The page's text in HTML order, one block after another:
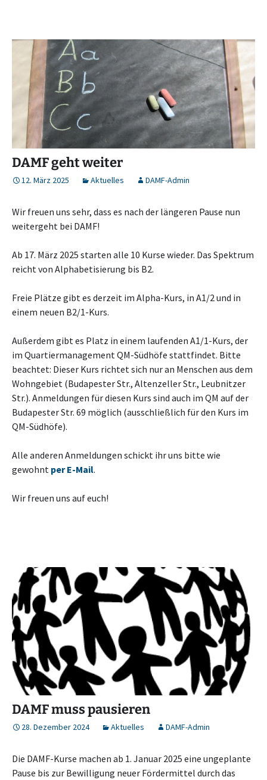
DAMF geht weiter
12. März 2025 Aktuelles DAMF-Admin
Wir freuen uns sehr, dass es nach der längeren Pause nun
weitergeht bei DAMF!
Ab 17. März 2025 starten alle 10 Kurse wieder. Das Spektrum
reicht von Alphabetisierung bis B2.
Freie Plätze gibt es derzeit im Alpha-Kurs, in A1/2 und in
einem neuen B2/1-Kurs.
Außerdem gibt es Platz in einem laufenden A1/1-Kurs, der
im Quartiermanagement QM-Südhöfe stattfindet. Bitte
beachtet: Dieser Kurs richtet sich nur an Menschen aus dem
Wohngebiet (Budapester Str., Altenzeller Str., Leubnitzer
Str.). Anmeldungen für diesen Kurs sind auch im QM auf der
Budapester Str. 69 möglich (ausschließlich für den Kurs im
QM-Südhöfe).
Alle anderen Anmeldungen schickt ihr uns bitte wie
gewohnt per E-Mail.
Wir freuen uns auf euch!
DAMF muss pausieren
28. Dezember 2024 Aktuelles DAMF-Admin
Die DAMF-Kurse machen ab 1. Januar 2025 eine ungeplante
Pause bis zur Bewilligung neuer Fördermittel durch das